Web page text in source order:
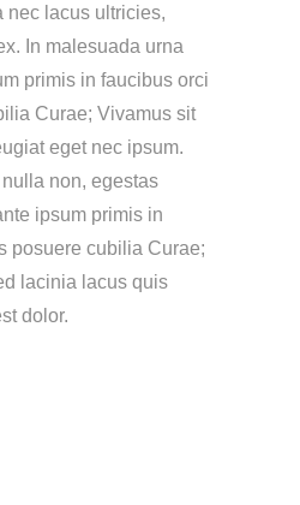
nec lacus ultricies,
In malesuada urna
primis in faucibus orci
Curae; Vivamus sit
eget nec ipsum.
non, egestas
ipsum primis in
posuere cubilia Curae;
lacinia lacus quis
dolor.